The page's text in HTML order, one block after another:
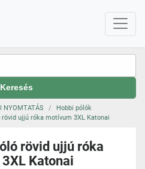
Keresés
NYOMTATÁS
Hobbi pólók
rövid ujjú róka motívum 3XL Katonai
rövid ujjú róka
Katonai